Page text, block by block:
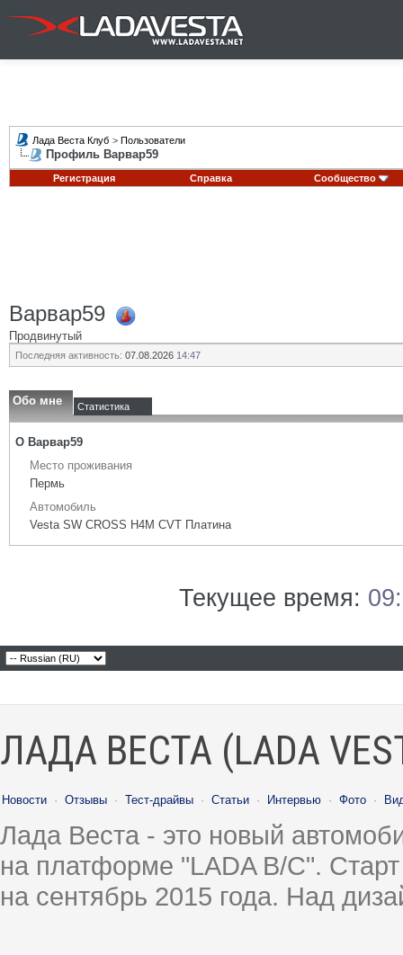
Лада Веста Клуб > Пользователи
Профиль Варвар59
Регистрация Справка Сообщество
Варвар59
Продвинутый
Последняя активность: 07.08.2026 14:47
Обо мне Статистика
О Варвар59
Место проживания
Пермь
Автомобиль
Vesta SW CROSS H4M CVT Платина
Текущее время:
ЛАДА ВЕСТА (LADA
Новости · Отзывы · Тест-драйвы · Статьи · Интервью · Фото ·
Лада Веста - это новый
на платформе "LADA B/C".
на сентябрь 2015 года. Над